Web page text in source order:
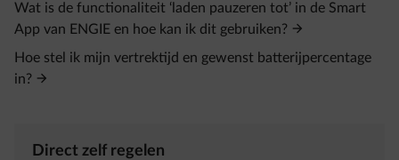
Wat is de functionaliteit ‘laden pauzeren tot’ in de Smart
App van ENGIE en hoe kan ik dit gebruiken?
Hoe stel ik mijn vertrektijd en gewenst batterijpercentage
in?
Direct zelf regelen